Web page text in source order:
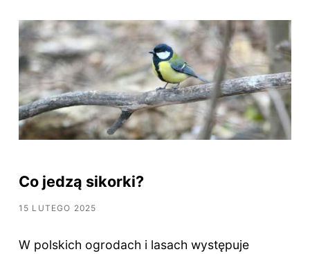
Co jedzą sikorki?
15 LUTEGO 2025
W polskich ogrodach i lasach występuje